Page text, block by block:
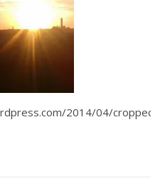
2014/04/cropped-